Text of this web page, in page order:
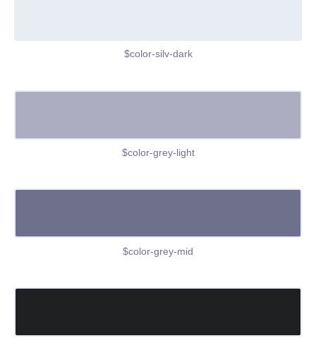
$color-silv-dark
$color-grey-light
$color-grey-mid